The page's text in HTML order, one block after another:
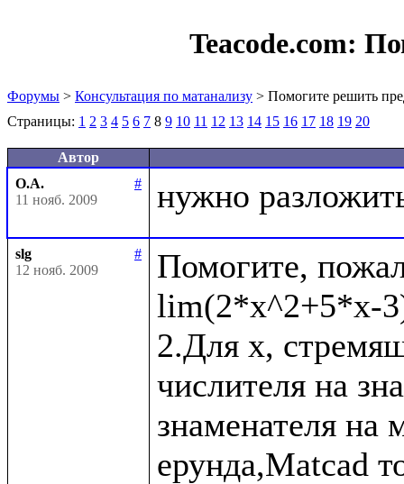
Teacode.com:
Форумы > Консультация по матанализу > Помогите решить
Страницы: 1 2 3 4 5 6 7 8 9 10 11 12 13 14 15 16 17 18 19 20
Автор
О.А.
#
11 нояб. 2009
slg
#
12 нояб. 2009
Помогите,
lim(2*x^2+5*x-
2.Для x,
числителя на
знаменателя на
ерунда,Matcad